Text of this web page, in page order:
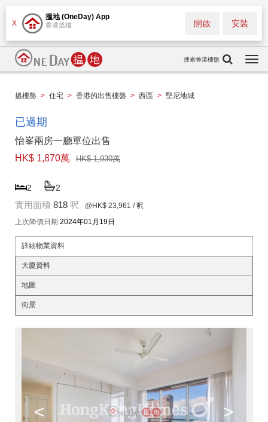
X
搵地 (OneDay) App
香港搵樓 安裝
開啟
搜索香港樓盤
搵樓盤 > 住宅 > 香港的出售樓盤 > 西區 > 堅尼地城
已過期
怡峯兩房一廳單位出售
HK$ 1,870萬
HK$ 1,930萬
2 2
實用面積 818 呎 @HK$ 23,961 / 呎
上次降價日期 2024年01月19日
詳細物業資料
大廈資料
地圖
街景
< >